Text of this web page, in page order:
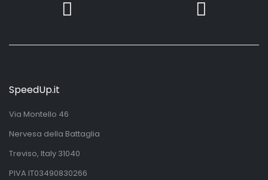
SpeedUp.it
Via Montello 46
Nervesa della Battaglia
Treviso, Italy 31040
PIVA IT03490830266